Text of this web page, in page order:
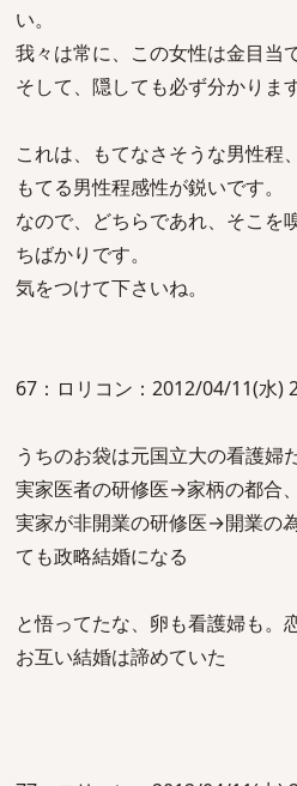
い。
我々は常に、この女性は金目当
そして、隠しても必ず分かります
これは、もてなさそうな男性程
もてる男性程感性が鋭いです。
なので、どちらであれ、そこを
ちばかりです。
気をつけて下さいね。
67：ロリコン：2012/04/11(水)
うちのお袋は元国立大の看護婦
実家医者の研修医→家柄の都合
実家が非開業の研修医→開業の
ても政略結婚になる
と悟ってたな、卵も看護婦も。
お互い結婚は諦めていた